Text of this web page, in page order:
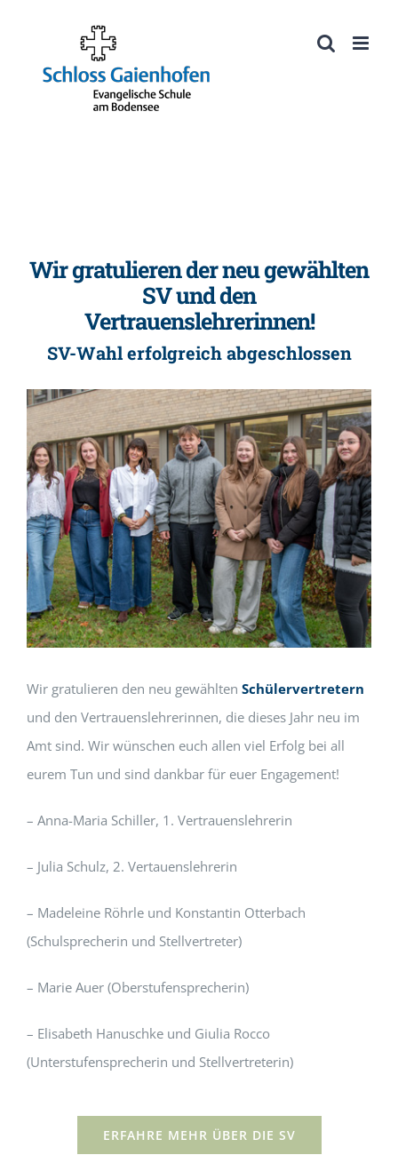
Werkzeugleiste öffnen
springen
Wir gratulieren der neu gewählten
SV und den
Vertrauenslehrerinnen!
SV-Wahl erfolgreich abgeschlossen
Wir gratulieren den neu gewählten Schülervertretern
und den Vertrauenslehrerinnen, die dieses Jahr neu im
Amt sind. Wir wünschen euch allen viel Erfolg bei all
eurem Tun und sind dankbar für euer Engagement!
– Anna-Maria Schiller, 1. Vertrauenslehrerin
– Julia Schulz, 2. Vertauenslehrerin
– Madeleine Röhrle und Konstantin Otterbach
(Schulsprecherin und Stellvertreter)
– Marie Auer (Oberstufensprecherin)
– Elisabeth Hanuschke und Giulia Rocco
(Unterstufensprecherin und Stellvertreterin)
ERFAHRE MEHR ÜBER DIE SV